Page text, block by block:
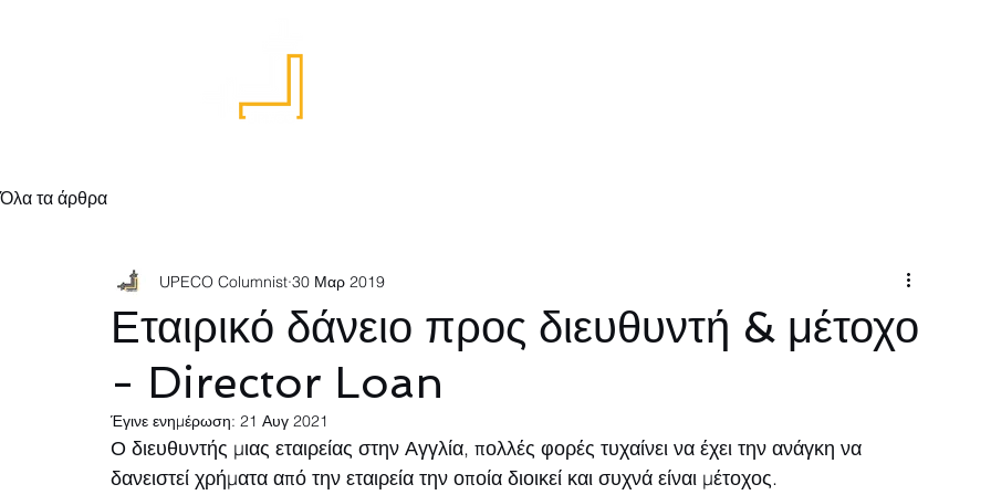
Όλα τα άρθρα
Εταιρικό δάνειο προς διευθυντή & μέτοχο
- Director Loan
UPECO Columnist 30 Μαρ 2019
Έγινε ενημέρωση: 21 Αυγ 2021
Ο διευθυντής μιας εταιρείας στην Αγγλία, πολλές φορές τυχαίνει να έχει την ανάγκη να
δανειστεί χρήματα από την εταιρεία την οποία διοικεί και συχνά είναι μέτοχος.